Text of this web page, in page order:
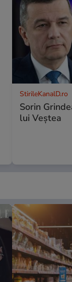
StirileKanalD.ro
Sorin
lui Veștea